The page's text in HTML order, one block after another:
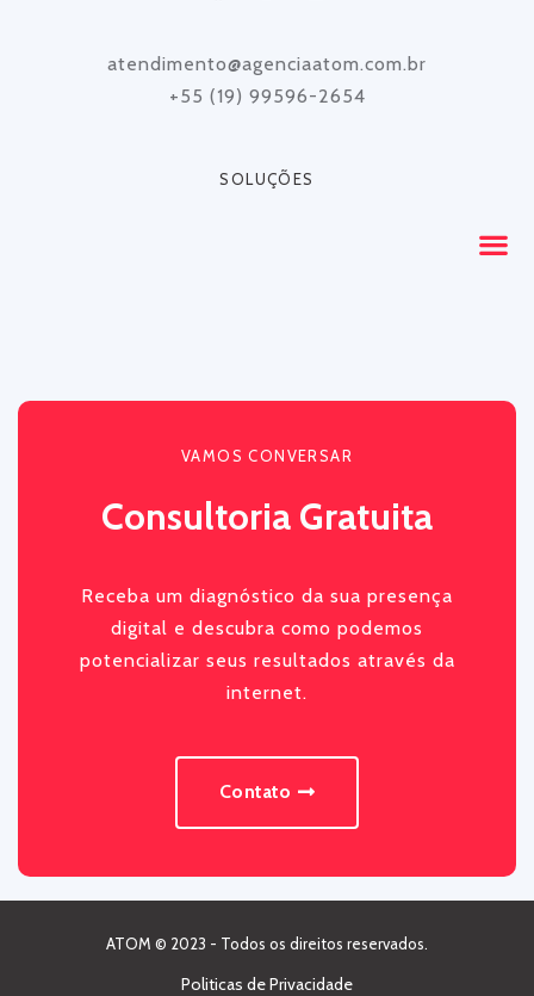
atendimento@agenciaatom.com.br
+55 (19) 99596-2654
SOLUÇÕES
VAMOS CONVERSAR
Consultoria Gratuita
Receba um diagnóstico da sua presença
digital e descubra como podemos
potencializar seus resultados através da
internet.
Contato
ATOM © 2023 - Todos os direitos reservados.
Politicas de Privacidade